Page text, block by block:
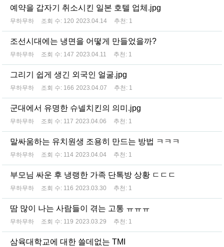
예약을 갑자기 취소시킨 일본 호텔 업체.jpg
무하무하 조회 수: 120 2023.04.14 추천: 1
조선시대에는 냉면을 어떻게 만들었을까?
무하무하 조회 수: 147 2023.04.11 추천: 1
그리기 쉽게 생긴 외국인 얼굴.jpg
무하무하 조회 수: 166 2023.04.07 추천: 1
군대에서 유명한 슈넬치킨의 의미.jpg
무하무하 조회 수: 117 2023.04.06 추천: 1
말싸움하는 유치원생 조용히 만드는 방법 ㅋㅋㅋ
무하무하 조회 수: 114 2023.04.04 추천: 1
부모님 싸운 후 냉랭한 가족 단톡방 상황 ㄷㄷㄷ
무하무하 조회 수: 116 2023.03.30 추천: 1
땀 많이 나는 사람들이 겪는 고통 ㅠㅠㅠ
무하무하 조회 수: 119 2023.03.29 추천: 1
삼육대학교에 대한 쓸데없는 TMI